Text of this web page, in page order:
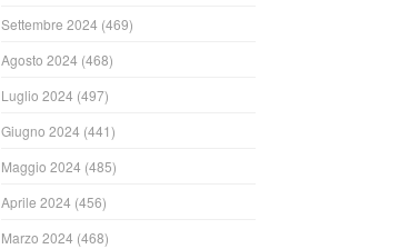
Settembre 2024 (469)
Agosto 2024 (468)
Luglio 2024 (497)
Giugno 2024 (441)
Maggio 2024 (485)
Aprile 2024 (456)
Marzo 2024 (468)